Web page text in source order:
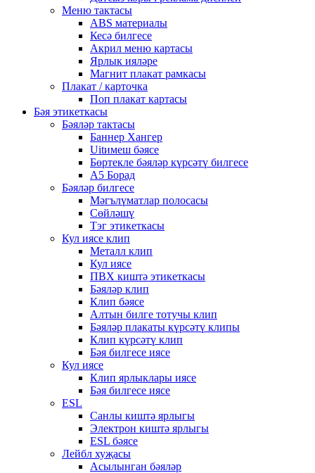
Меню тактасы
ABS материалы
Кесә билгесе
Акрил меню картасы
Ярлык ияләре
Магнит плакат рамкасы
Плакат / карточка
Поп плакат картасы
Бәя этикеткасы
Бәяләр тактасы
Баннер Хангер
Uitимеш бәясе
Бөртекле бәяләр күрсәтү билгесе
A5 Борад
Бәяләр билгесе
Мәгълүматлар полосасы
Сөйләшү
Тэг этикеткасы
Кул иясе клип
Металл клип
Кул иясе
ПВХ киштә этикеткасы
Бәяләр клип
Клип бәясе
Алтын билге тотучы клип
Бәяләр плакаты күрсәтү клипы
Клип күрсәтү клип
Бәя билгесе иясе
Кул иясе
Клип ярлыклары иясе
Бәя билгесе иясе
ESL
Санлы киштә ярлыгы
Электрон киштә ярлыгы
ESL бәясе
Лейбл хуҗасы
Асылынган бәяләр